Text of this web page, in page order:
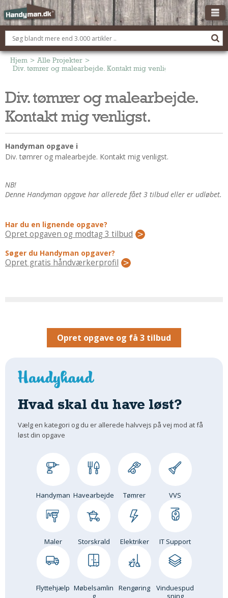
OM HANDYMAN.DK
FÅ 3 TILBUD
ANNONCERING
BOLIG KØBERÅDGIVNING
TØMRER/SNEDKER
Alt Om Køkkenet
Andet
Regler Og Love
Om Materialer
Varme Og Energi
Indendørs
Kan Det Males?
MURER
Nybygning
Om Materialer
GLARMESTER
Udskiftning Og Montage
HANDYMAN
Tips Og Tricks
Andet
Hjem > Alle Projekter >
Div. tømrer og malearbejde. Kontakt mig venligst.
Div. tømrer og malearbejde.
Kontakt mig venligst.
Handyman opgave i
Div. tømrer og malearbejde. Kontakt mig venligst.
NB!
Denne Handyman opgave har allerede fået 3 tilbud eller er udløbet.
Har du en lignende opgave?
Opret opgaven og modtag 3 tilbud
Søger du Handyman opgaver?
Opret gratis håndværkerprofil
Opret opgave og få 3 tilbud
Hvad skal du have løst?
Vælg en kategori og du er allerede halvvejs på vej mod at få
løst din opgave
Handyman Havearbejde Tømrer VVS
Maler Storskrald Elektriker IT Support
Flyttehjælp Møbelsamlin
g
Rengøring
Vinduespud
sning